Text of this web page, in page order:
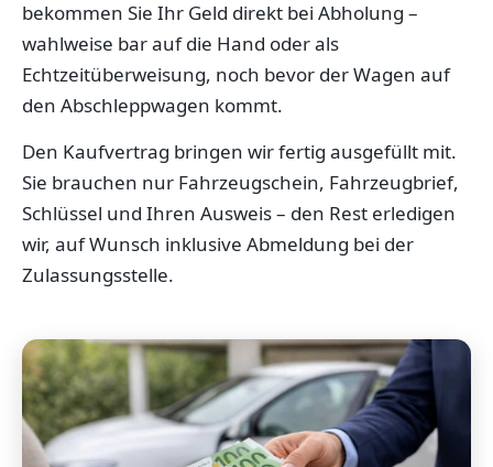
bekommen Sie Ihr Geld direkt bei Abholung –
wahlweise bar auf die Hand oder als
Echtzeitüberweisung, noch bevor der Wagen auf
den Abschleppwagen kommt.
Den Kaufvertrag bringen wir fertig ausgefüllt mit.
Sie brauchen nur Fahrzeugschein, Fahrzeugbrief,
Schlüssel und Ihren Ausweis – den Rest erledigen
wir, auf Wunsch inklusive Abmeldung bei der
Zulassungsstelle.